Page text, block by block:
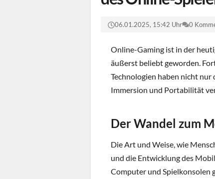
06.01.2025, 15:42 Uhr 0
Online-Gaming ist in der
äußerst beliebt geworden.
Technologien haben nicht nur
Immersion und Portabilität
Der Wandel zum
Die Art und Weise, wie
und die Entwicklung des
Computer und Spielkonsolen